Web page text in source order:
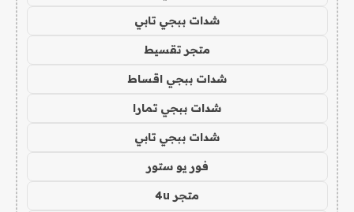
شدات ببجي تابي
متجر تقسيط
شدات ببجي اقساط
شدات ببجي تمارا
شدات ببجي تابي
فور يو ستور
متجر 4u